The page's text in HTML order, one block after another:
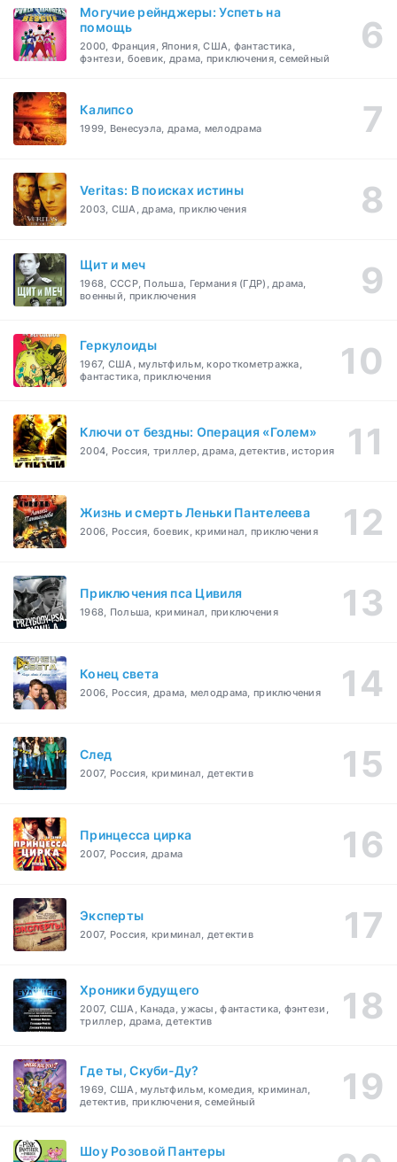
Могучие рейнджеры: Успеть на
помощь
2000, Франция, Япония, США, фантастика,
фэнтези, боевик, драма, приключения, семейный
Калипсо
1999, Венесуэла, драма, мелодрама
Veritas: В поисках истины
2003, США, драма, приключения
Щит и меч
1968, СССР, Польша, Германия (ГДР), драма,
военный, приключения
Геркулоиды
1967, США, мультфильм, короткометражка,
фантастика, приключения
Ключи от бездны: Операция «Голем»
2004, Россия, триллер, драма, детектив, история
Жизнь и смерть Леньки Пантелеева
2006, Россия, боевик, криминал, приключения
Приключения пса Цивиля
1968, Польша, криминал, приключения
Конец света
2006, Россия, драма, мелодрама, приключения
След
2007, Россия, криминал, детектив
Принцесса цирка
2007, Россия, драма
Эксперты
2007, Россия, криминал, детектив
Хроники будущего
2007, США, Канада, ужасы, фантастика, фэнтези,
триллер, драма, детектив
Где ты, Скуби-Ду?
1969, США, мультфильм, комедия, криминал,
детектив, приключения, семейный
Шоу Розовой Пантеры